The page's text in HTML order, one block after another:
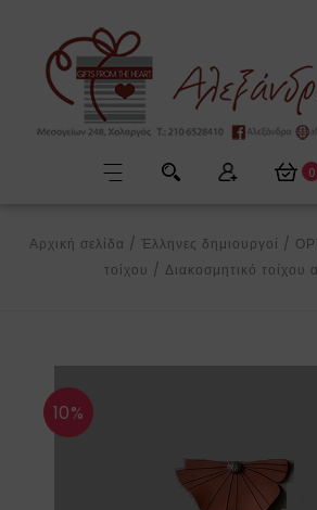
0
Αρχική σελίδα / Έλληνες δημιουργοί /
τοίχου / Διακοσμητικό τοίχου
10%